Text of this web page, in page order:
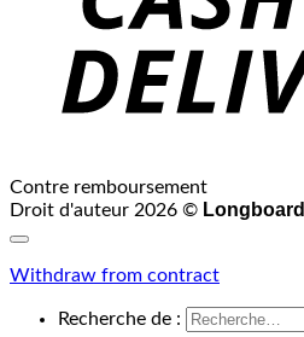
Contre remboursement
Droit d'auteur 2026 ©
Withdraw from contract
Recherche de :